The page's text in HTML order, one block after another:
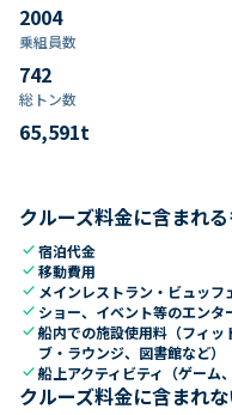
2004
乗組員数​
742
総トン数​
65,591t
クルーズ料金に含まれ
check宿泊代金
check移動費用
check メインレストラン・ビュッ
check ショー、イベント等のエンタ
check船内での施設使用料（フィッ
ブ・ラウンジ、図書館など）
check船上アクティビティ（ゲーム
クルーズ料金に含まれ